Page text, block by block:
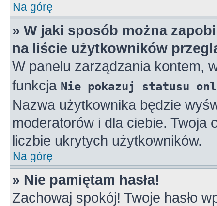
Na górę
» W jaki sposób można
na liście użytkowników
W panelu zarządzania kontem,
funkcja Nie pokazuj statusu
Nazwa użytkownika będzie
moderatorów i dla ciebie. Twoja
liczbie ukrytych użytkowników.
Na górę
» Nie pamiętam hasła!
Zachowaj spokój! Twoje hasło